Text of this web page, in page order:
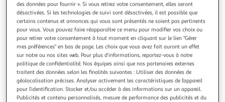
des données pour fournir ». Si vous retirez votre consentement, elles seront
désactivées. Si les technologies de suivi sont désactivées, il est possible que
certains contenus et annonces qui vous sont présentés ne soient pas pertinents
pour vous. Vous pouvez faire réapparaître ce menu pour modifier vos choix ou
pour retirer votre consentement à tout moment en cliquant sur le lien "Gérer
mes préférences" en bas de page. Les choix que vous avez fait auront un effet
sur notre ou nos sites web. Pour plus d’informations, reportez-vous à notre
politique de confidentialité. Nos équipes ainsi que nos partenaires externes
traitent des données selon les finalités suivantes : Utiliser des données de
géolocalisation précises. Analyser activement les caractéristiques de l’appareil
pour l’identification. Stocker et/ou accéder à des informations sur un appareil.
Publicités et contenu personnalisés, mesure de performance des publicités et du